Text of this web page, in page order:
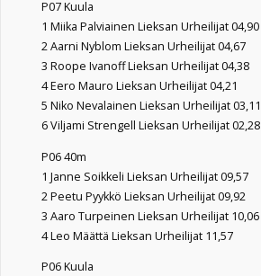
P07 Kuula
1 Miika Palviainen Lieksan Urheilijat 04,90
2 Aarni Nyblom Lieksan Urheilijat 04,67
3 Roope Ivanoff Lieksan Urheilijat 04,38
4 Eero Mauro Lieksan Urheilijat 04,21
5 Niko Nevalainen Lieksan Urheilijat 03,11
6 Viljami Strengell Lieksan Urheilijat 02,28
P06 40m
1 Janne Soikkeli Lieksan Urheilijat 09,57
2 Peetu Pyykkö Lieksan Urheilijat 09,92
3 Aaro Turpeinen Lieksan Urheilijat 10,06
4 Leo Määttä Lieksan Urheilijat 11,57
P06 Kuula